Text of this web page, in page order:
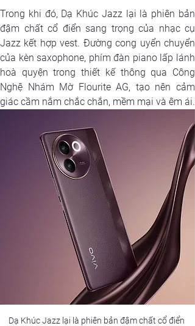
Trong khi đó, Dạ Khúc Jazz lại là phiên bản
đậm chất cổ điển sang trọng của nhạc cụ
Jazz kết hợp vest. Đường cong uyển chuyển
của kèn saxophone, phím đàn piano lấp lánh
hoà quyện trong thiết kế thông qua Công
Nghệ Nhám Mờ Flourite AG, tạo nên cảm
giác cầm nắm chắc chắn, mềm mại và êm ái.
Dạ Khúc Jazz lại là phiên bản đậm chất cổ điển